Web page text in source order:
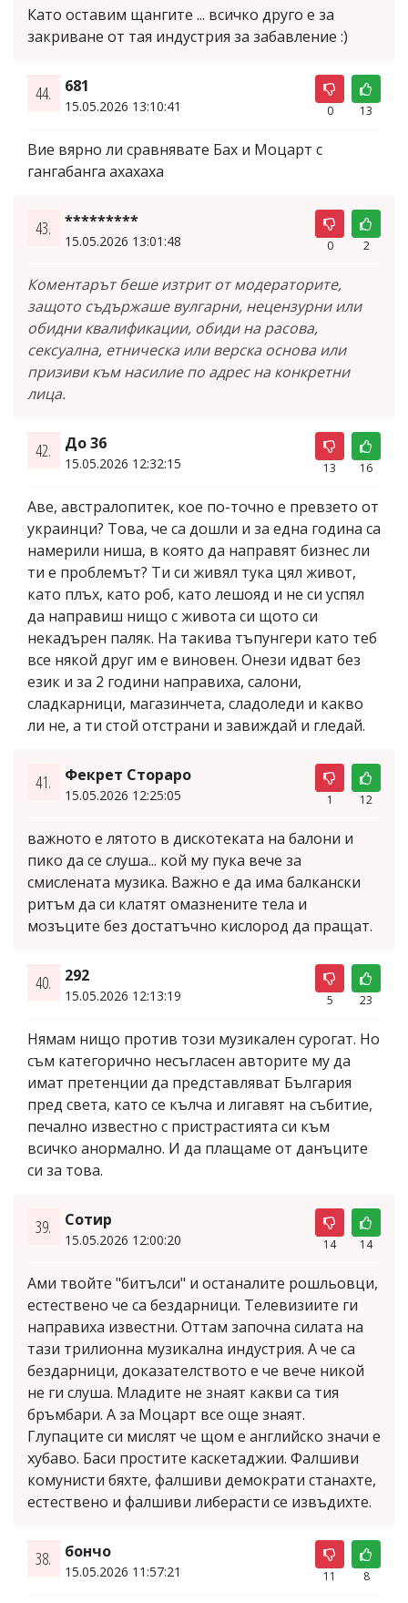
Като оставим щангите ... всичко друго е за
закриване от тая индустрия за забавление :)
44. 681
15.05.2026 13:10:41 0 13
Вие вярно ли сравнявате Бах и Моцарт с
гангабанга ахахаха
43. *********
15.05.2026 13:01:48 0 2
Коментарът беше изтрит от модераторите,
защото съдържаше вулгарни, нецензурни или
обидни квалификации, обиди на расова,
сексуална, етническа или верска основа или
призиви към насилие по адрес на конкретни
лица.
42. До 36
15.05.2026 12:32:15 13 16
Аве, австралопитек, кое по-точно е превзето от
украинци? Това, че са дошли и за една година са
намерили ниша, в която да направят бизнес ли
ти е проблемът? Ти си живял тука цял живот,
като плъх, като роб, като лешояд и не си успял
да направиш нищо с живота си щото си
некадърен паляк. На такива тъпунгери като теб
все някой друг им е виновен. Онези идват без
език и за 2 години направиха, салони,
сладкарници, магазинчета, сладоледи и какво
ли не, а ти стой отстрани и завиждай и гледай.
41. Фекрет Стораро
15.05.2026 12:25:05 1 12
важното е лятото в дискотеката на балони и
пико да се слуша... кой му пука вече за
смислената музика. Важно е да има балкански
ритъм да си клатят омазнените тела и
мозъците без достатъчно кислород да пращат.
40. 292
15.05.2026 12:13:19 5 23
Нямам нищо против този музикален сурогат. Но
съм категорично несъгласен авторите му да
имат претенции да представляват България
пред света, като се кълча и лигавят на събитие,
печално известно с пристрастията си към
всичко анормално. И да плащаме от данъците
си за това.
39. Сотир
15.05.2026 12:00:20 14 14
Ами твойте "битълси" и останалите рошльовци,
естествено че са бездарници. Телевизиите ги
направиха известни. Оттам започна силата на
тази трилионна музикална индустрия. А че са
бездарници, доказателството е че вече никой
не ги слуша. Младите не знаят какви са тия
бръмбари. А за Моцарт все още знаят.
Глупаците си мислят че щом е английско значи е
хубаво. Баси простите каскетаджии. Фалшиви
комунисти бяхте, фалшиви демократи станахте,
естествено и фалшиви либерасти се извъдихте.
38. бончо
15.05.2026 11:57:21 11 8